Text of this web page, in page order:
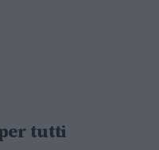
tutti